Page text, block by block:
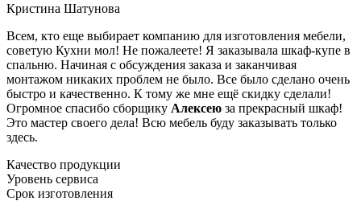
Кристина Шатунова
Всем, кто еще выбирает компанию для изготовления мебели,
советую Кухни мол! Не пожалеете! Я заказывала шкаф-купе в
спальню. Начиная с обсуждения заказа и заканчивая
монтажом никаких проблем не было. Все было сделано очень
быстро и качественно. К тому же мне ещё скидку сделали!
Огромное спасибо сборщику Алексею за прекрасный шкаф!
Это мастер своего дела! Всю мебель буду заказывать только
здесь.
Качество продукции
Уровень сервиса
Срок изготовления